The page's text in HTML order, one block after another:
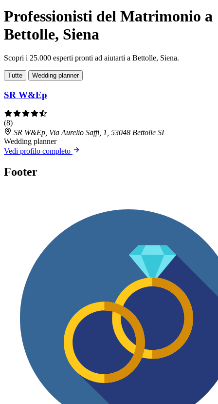
Professionisti del Matrimonio a
Bettolle, Siena
Scopri i 25.000 esperti pronti ad aiutarti a Bettolle, Siena.
Tutte Wedding planner
SR W&Ep
(8)
SR W&Ep, Via Aurelio Saffi, 1, 53048 Bettolle SI
Wedding planner
Vedi profilo completo
Footer